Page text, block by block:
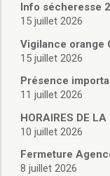
Affaires
Vie
Police
Services
Cadastre
Actes
Info sécheresse
15 juillet 2026
Vigilance orange
15 juillet 2026
Présence
11 juillet 2026
HORAIRES DE LA
10 juillet 2026
Fermeture
8 juillet 2026